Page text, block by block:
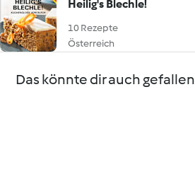
Heilig's Blechle!
10 Rezepte
Österreich
Das könnte dir auch gefallen